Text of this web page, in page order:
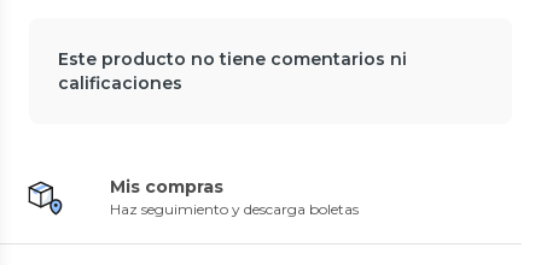
Este producto no tiene comentarios ni
calificaciones
Mis compras
Haz seguimiento y descarga boletas